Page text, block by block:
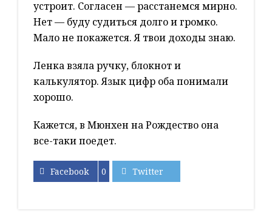
устроит. Согласен — расстанемся мирно.
Нет — буду судиться долго и громко.
Мало не покажется. Я твои доходы знаю.
Ленка взяла ручку, блокнот и
калькулятор. Язык цифр оба понимали
хорошо.
Кажется, в Мюнхен на Рождество она
все-таки поедет.
Facebook 0 Twitter